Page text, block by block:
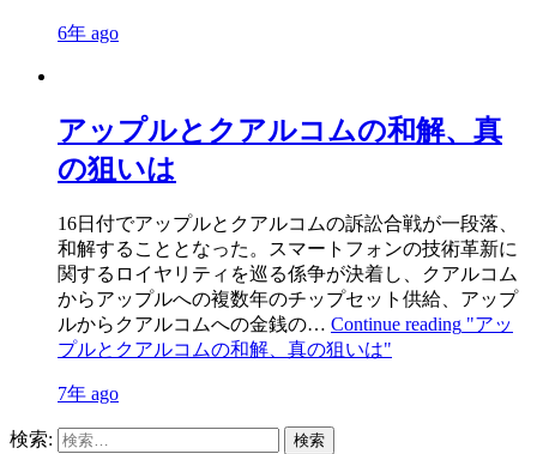
6年 ago
アップルとクアルコムの和解、真
の狙いは
16日付でアップルとクアルコムの訴訟合戦が一段落、
和解することとなった。スマートフォンの技術革新に
関するロイヤリティを巡る係争が決着し、クアルコム
からアップルへの複数年のチップセット供給、アップ
ルからクアルコムへの金銭の… Continue reading "アッ
プルとクアルコムの和解、真の狙いは"
7年 ago
検索: